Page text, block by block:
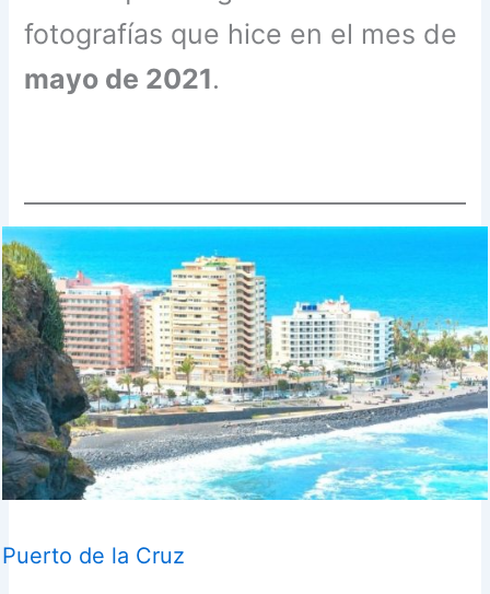
fotografías que hice en el mes de
mayo de 2021.
Puerto de la Cruz